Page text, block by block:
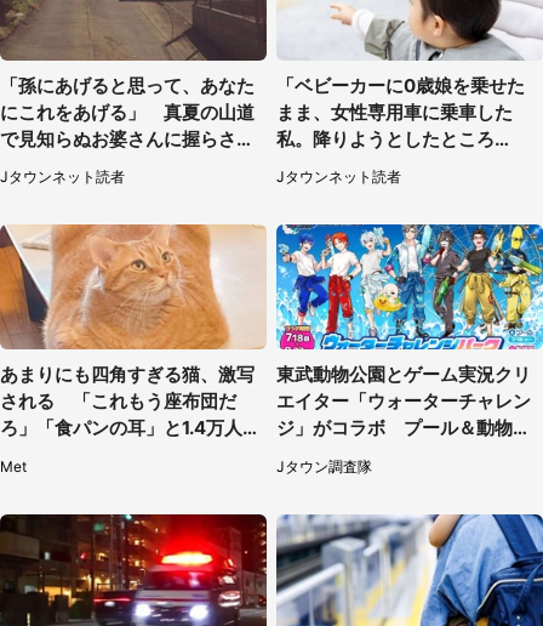
「孫にあげると思って、あなた
にこれをあげる」 真夏の山道
で見知らぬお婆さんに握らされ
たもの（山口県・30代女性）
Jタウンネット読者
「ベビーカーに0歳娘を乗せた
まま、女性専用車に乗車した
私。降りようとしたところ
で...」（大阪府・30代女性）
Jタウンネット読者
あまりにも四角すぎる猫、激写
される 「これもう座布団だ
ろ」「食パンの耳」と1.4万人困
Met
東武動物公園とゲーム実況クリ
エイター「ウォーターチャレン
ジ」がコラボ プール＆動物園
で「ウォーターチャレンジパー
ク」【～9／27】
Jタウン調査隊